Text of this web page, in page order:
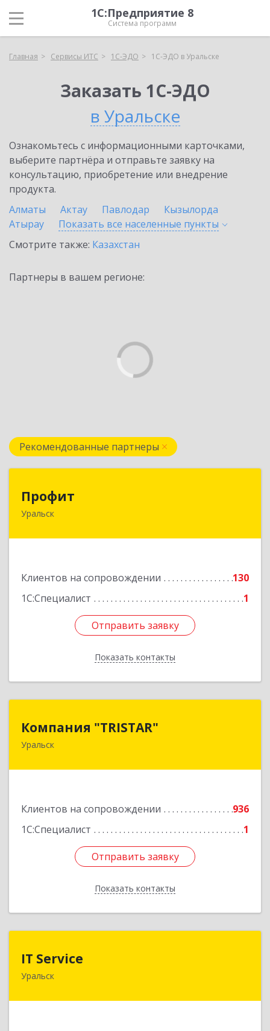
1С:Предприятие 8
Система программ
Главная Сервисы ИТС 1С-ЭДО 1С-ЭДО в Уральске
Заказать 1С-ЭДО
в Уральске
Ознакомьтесь с информационными карточками,
выберите партнёра и отправьте заявку на
консультацию, приобретение или внедрение
продукта.
Алматы
Актау Павлодар
Кызылорда
Атырау
Показать все населенные пункты
Смотрите также: Казахстан
Партнеры в вашем регионе:
Рекомендованные партнеры
Профит
Уральск
Клиентов на сопровождении
130
1С:Специалист
1
Отправить заявку
Показать контакты
Отправить заявку
Назад
Компания "TRISTAR"
Уральск
Клиентов на сопровождении
936
1С:Специалист
1
Отправить заявку
Показать контакты
Казахстан, Уральск, пр.Н.Назарбаева, 215-418
Отправить заявку
Назад
IT Service
УральскКазахстан , ЗКО , г.Уральск , ул.Кокчетавский